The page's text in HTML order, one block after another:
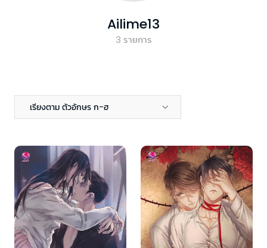
Ailime13
3 รายการ
เรียงตาม ตัวอักษร ก-ฮ